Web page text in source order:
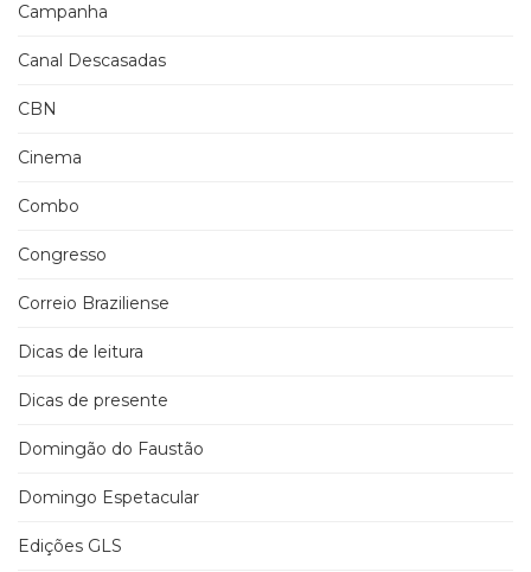
Campanha
Canal Descasadas
CBN
Cinema
Combo
Congresso
Correio Braziliense
Dicas de leitura
Dicas de presente
Domingão do Faustão
Domingo Espetacular
Edições GLS